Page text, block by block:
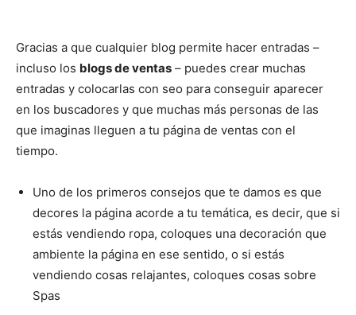
Gracias a que cualquier blog permite hacer entradas –
incluso los blogs de ventas – puedes crear muchas
entradas y colocarlas con seo para conseguir aparecer
en los buscadores y que muchas más personas de las
que imaginas lleguen a tu página de ventas con el
tiempo.
Uno de los primeros consejos que te damos es que
decores la página acorde a tu temática, es decir, que si
estás vendiendo ropa, coloques una decoración que
ambiente la página en ese sentido, o si estás
vendiendo cosas relajantes, coloques cosas sobre
Spas